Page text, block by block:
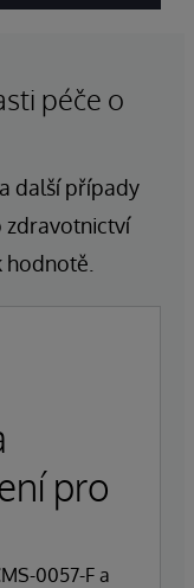
péče o
další případy
zdravotnictví
hodnotě.
pro
0057-F a